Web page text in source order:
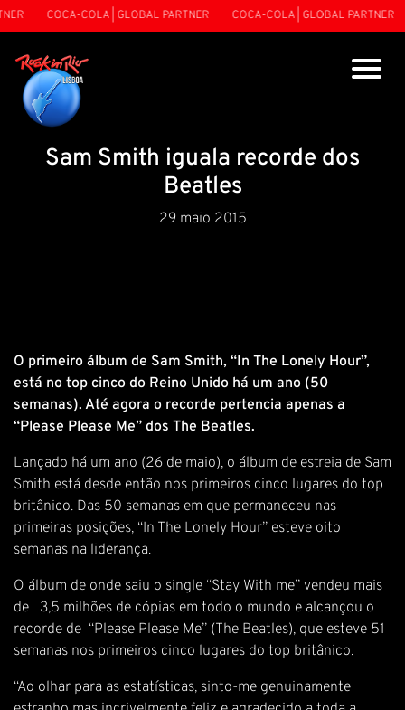
COCA-COLA | GLOBAL PARTNER COCA-COLA | GLOBAL PARTNER
Sam Smith iguala recorde dos
Beatles
29 maio 2015
O primeiro álbum de Sam Smith, “In The Lonely Hour”,
está no top cinco do Reino Unido há um ano (50
semanas). Até agora o recorde pertencia apenas a
“Please Please Me” dos The Beatles.
Lançado há um ano (26 de maio), o álbum de estreia de Sam
Smith está desde então nos primeiros cinco lugares do top
britânico. Das 50 semanas em que permaneceu nas
primeiras posições, “In The Lonely Hour” esteve oito
semanas na liderança.
O álbum de onde saiu o single “Stay With me” vendeu mais
de 3,5 milhões de cópias em todo o mundo e alcançou o
recorde de “Please Please Me” (The Beatles), que esteve 51
semanas nos primeiros cinco lugares do top britânico.
“Ao olhar para as estatísticas, sinto-me genuinamente